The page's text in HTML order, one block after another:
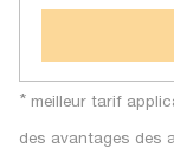
* meilleur tarif
des avantages des